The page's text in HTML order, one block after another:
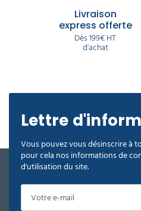
Livraison
express offerte
Dès 199€ HT
d'achat
Lettre
Vous pouvez vous désinscrire à
pour cela nos informations de
d'utilisation du site.